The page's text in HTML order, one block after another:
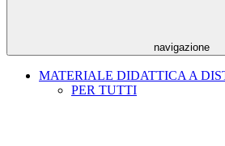
navigazione
MATERIALE DIDATTICA A
PER TUTTI